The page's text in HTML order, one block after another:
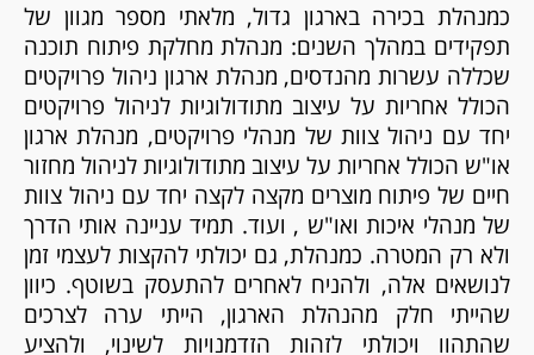
כמנהלת בכירה בארגון גדול, מלאתי מספר מגוון של
תפקידים במהלך השנים: מנהלת מחלקת פיתוח תוכנה
שכללה עשרות מהנדסים, מנהלת ארגון ניהול פרויקטים
הכולל אחריות על עיצוב מתודולוגיות לניהול פרויקטים
יחד עם ניהול צוות של מנהלי פרויקטים, מנהלת ארגון
או"ש הכולל אחריות על עיצוב מתודולוגיות לניהול מחזור
חיים של פיתוח מוצרים מקצה לקצה יחד עם ניהול צוות
של מנהלי איכות ואו"ש , ועוד. תמיד עניינה אותי הדרך
ולא רק המטרה. כמנהלת, גם יכולתי להקצות לעצמי זמן
לנושאים אלה, ולהניח לאחרים להתעסק בשוטף. כיוון
שהייתי חלק מהנהלת הארגון, הייתי ערה לצרכים
שהתהוו ויכולתי לזהות הזדמנויות לשינוי, ולהציע